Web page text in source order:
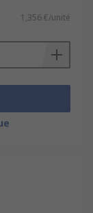
1,356 €/unité